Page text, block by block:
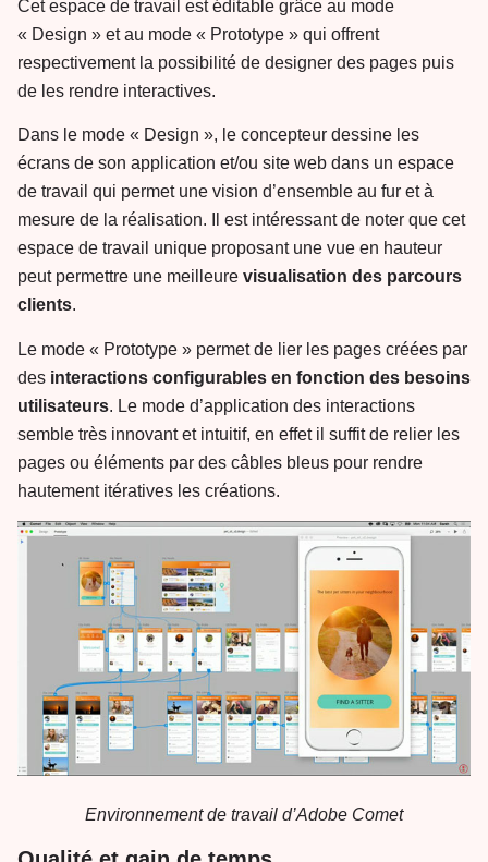
Cet espace de travail est éditable grâce au mode
« Design » et au mode « Prototype » qui offrent
respectivement la possibilité de designer des pages puis
de les rendre interactives.
Dans le mode « Design », le concepteur dessine les
écrans de son application et/ou site web dans un espace
de travail qui permet une vision d’ensemble au fur et à
mesure de la réalisation. Il est intéressant de noter que cet
espace de travail unique proposant une vue en hauteur
peut permettre une meilleure visualisation des parcours
clients.
Le mode « Prototype » permet de lier les pages créées par
des interactions configurables en fonction des besoins
utilisateurs. Le mode d’application des interactions
semble très innovant et intuitif, en effet il suffit de relier les
pages ou éléments par des câbles bleus pour rendre
hautement itératives les créations.
Environnement de travail d’Adobe Comet